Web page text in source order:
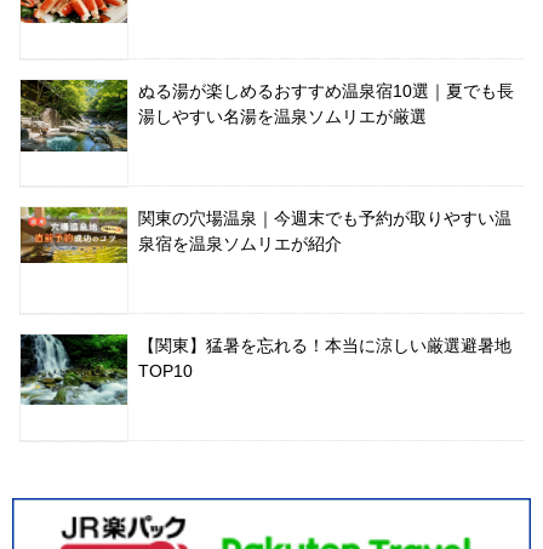
ぬる湯が楽しめるおすすめ温泉宿10選｜夏でも長
湯しやすい名湯を温泉ソムリエが厳選
関東の穴場温泉｜今週末でも予約が取りやすい温
泉宿を温泉ソムリエが紹介
【関東】猛暑を忘れる！本当に涼しい厳選避暑地
TOP10